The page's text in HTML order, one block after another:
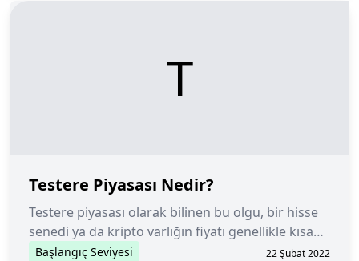
T
Testere Piyasası Nedir?
Testere piyasası olarak bilinen bu olgu, bir hisse
senedi ya da kripto varlığın fiyatı genellikle kısa
bir süre içinde yön değiştirdiğinde ortaya çıkar.
Başlangıç Seviyesi 22 Şubat 2022